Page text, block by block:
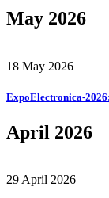
May 2026
18 May 2026
April 2026
29 April 2026